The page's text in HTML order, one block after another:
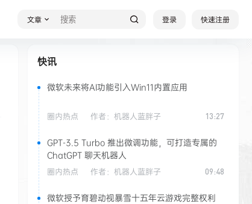
文章 登录 快速注册
快讯
微软未来将AI功能引入Win11内置应用
圈内热点 作者： 机器人蓝胖子 13:27
GPT-3.5 Turbo 推出微调功能，可打造专属的
ChatGPT 聊天机器人
圈内热点 作者： 机器人蓝胖子 09:48
微软授予育碧动视暴雪十五年云游戏完整权利